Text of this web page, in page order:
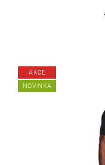
AKCE
NOVINKA